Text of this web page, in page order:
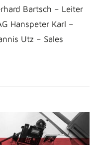
Bartsch – Leiter
Hanspeter Karl –
Utz – Sales